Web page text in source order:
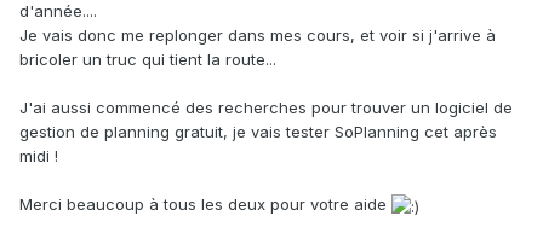
d'année....
Je vais donc me replonger dans mes cours, et voir si j'arrive à
bricoler un truc qui tient la route...
J'ai aussi commencé des recherches pour trouver un logiciel de
gestion de planning gratuit, je vais tester SoPlanning cet après
midi !
Merci beaucoup à tous les deux pour votre aide